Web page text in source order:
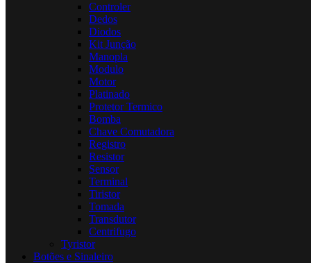
Controler
Dedos
Diodos
Kit Junção
Manopla
Modulo
Motor
Platinado
Protetor Termico
Bomba
Chave Comutadora
Registro
Resistor
Sensor
Terminal
Tiristor
Tomada
Transdutor
Centrifugo
Tyristor
Botões e Sinaleiro